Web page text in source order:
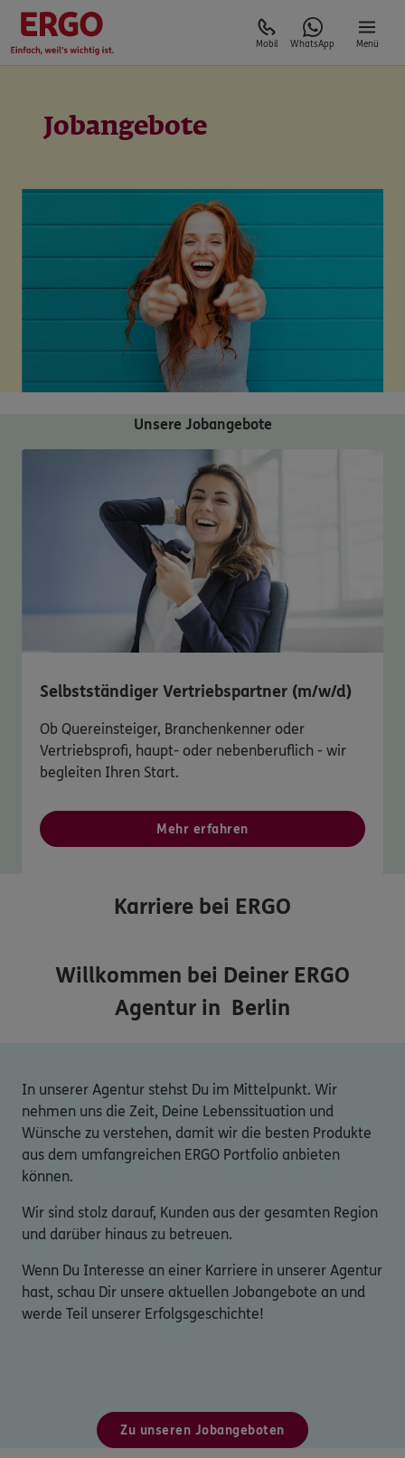
Mobil WhatsApp Menü
Jobangebote
Unsere Jobangebote
Selbstständiger Vertriebspartner (m/w/d)
Ob Quereinsteiger, Branchenkenner oder
Vertriebsprofi, haupt- oder nebenberuflich - wir
begleiten Ihren Start.
Mehr erfahren
Karriere bei ERGO
Willkommen bei Deiner ERGO
Agentur in Berlin
In unserer Agentur stehst Du im Mittelpunkt. Wir
nehmen uns die Zeit, Deine Lebenssituation und
Wünsche zu verstehen, damit wir die besten Produkte
aus dem umfangreichen ERGO Portfolio anbieten
können.
Wir sind stolz darauf, Kunden aus der gesamten Region
und darüber hinaus zu betreuen.
Wenn Du Interesse an einer Karriere in unserer Agentur
hast, schau Dir unsere aktuellen Jobangebote an und
werde Teil unserer Erfolgsgeschichte!
Zu unseren Jobangeboten